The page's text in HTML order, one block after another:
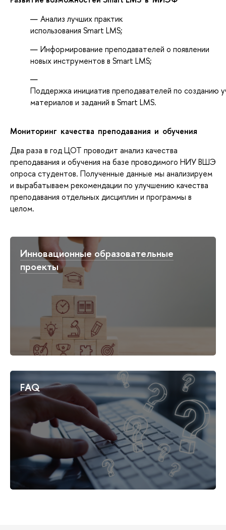
Анализ лучших практик
использования Smart LMS;
Информирование преподавателей о появлении
новых инструментов в Smart LMS;
Поддержка инициатив преподавателей по созданию
материалов и заданий в Smart LMS.
Мониторинг качества преподавания и обучения
Два раза в годЦОТ проводит анализ качества
преподавания и обучения на базе проводимого НИУ ВШЭ
опроса студентов. Полученные данные мы анализируем
и вырабатываемрекомендации по улучшению качества
преподавания отдельныхдисциплин и программы в
целом.
Инновационные образовательные
проекты
FAQ